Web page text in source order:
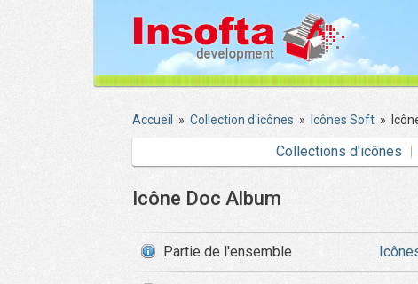
Accueil » Collection d'icônes » Icônes Soft »
Collections d'icônes
Icône Doc Album
Partie de l'ensemble